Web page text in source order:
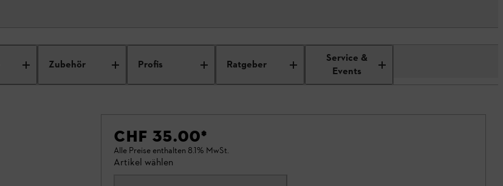
Zubehör Profis Ratgeber
Service &
Events
CHF 35.00*
Alle Preise enthalten 8.1% MwSt.
Artikel wählen